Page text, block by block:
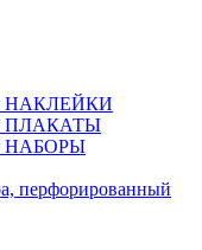
НАКЛЕЙКИ
ПЛАКАТЫ
НАБОРЫ
перфорированный